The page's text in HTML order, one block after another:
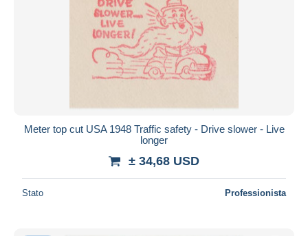
Meter top cut USA 1948 Traffic safety - Drive slower - Live
longer
± 34,68 USD
Stato Professionista